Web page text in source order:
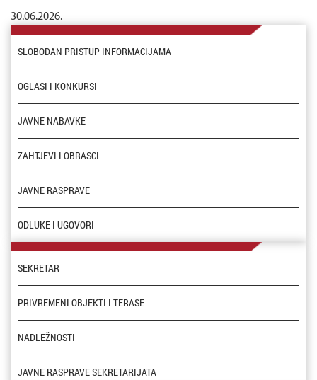
30.06.2026.
SLOBODAN PRISTUP INFORMACIJAMA
OGLASI I KONKURSI
JAVNE NABAVKE
ZAHTJEVI I OBRASCI
JAVNE RASPRAVE
ODLUKE I UGOVORI
SEKRETAR
PRIVREMENI OBJEKTI I TERASE
NADLEŽNOSTI
JAVNE RASPRAVE SEKRETARIJATA